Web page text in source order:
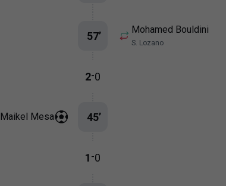
Mohamed Bouldini
S. Lozano
57’
2-0
Maikel Mesa 45’
1 -0